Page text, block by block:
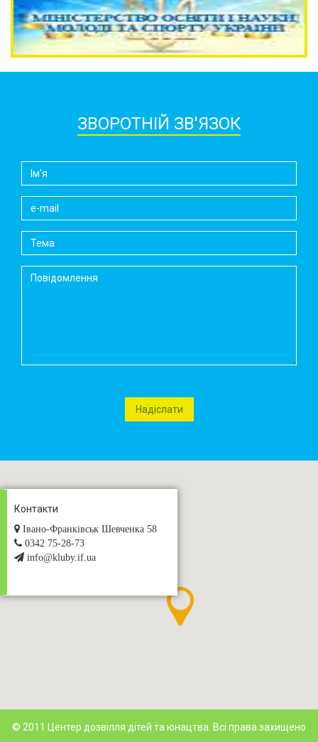
ЗВОРОТНІЙ ЗВ'ЯЗОК
Контакти
Івано-Франківськ Шевченка 58
0342 75-28-73
info@kluby.if.ua
© 2011 Центер дозвілля дітей та юнацтва. Всі права захищено